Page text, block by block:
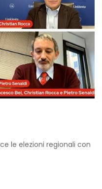
le elezioni regionali con